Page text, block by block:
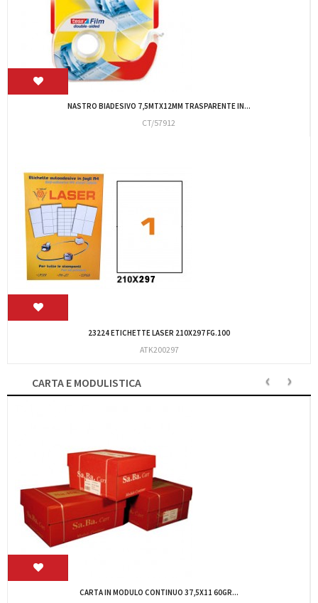
PENNA A SFERA MEDIA BLU GRIP SCATTO IN LINEA
IMP/LUX/S/MB
PENNA SFERA MEDIA ROSSA GRIP SCATTO"IN LINEA"
IMP/LUX/S/MR
CARTA E MODULISTICA ‹ ›
250 BUSTE SACCO AVANA 100GR 230X330X40MM...